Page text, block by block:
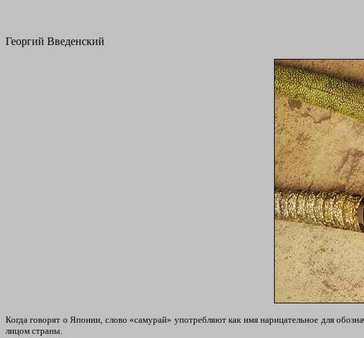
Георгий Введенский
Когда говорят о Японии, слово «самурай» употребляют как имя нарицательное для
лицом страны.